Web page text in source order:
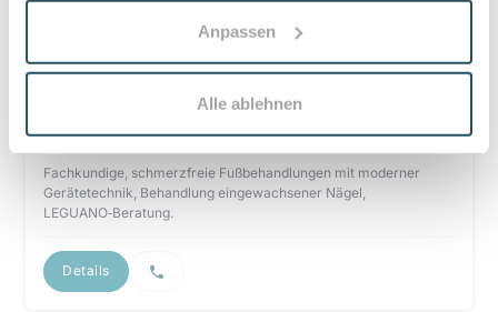
Anpassen
Alle ablehnen
Fußpflegezentrum Achim
Fachkundige, schmerzfreie Fußbehandlungen mit moderner
Gerätetechnik, Behandlung eingewachsener Nägel,
LEGUANO‑Beratung.
Details